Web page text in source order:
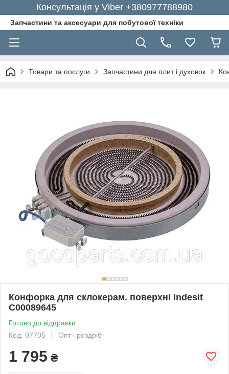
Консультація у Viber +380977788980
Запчастини та аксесуари для побутової техніки
Товари та послуги Запчастини для плит і духовок
Конфорка для склокерам. поверхні Indesit
C00089645
Готово до відправки
Код: 07705
Опт і роздріб
1 795 ₴